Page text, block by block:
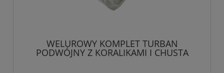
WELUROWY KOMPLET TURBAN
PODWÓJNY Z KORALIKAMI I CHUSTA